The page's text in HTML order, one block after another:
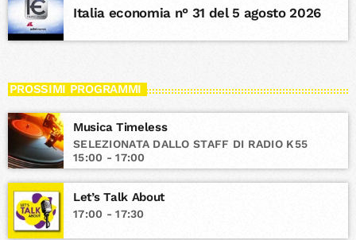
Italia economia n° 31 del 5 agosto 2026
PROSSIMI PROGRAMMI
Musica Timeless
SELEZIONATA DALLO STAFF DI RADIO K55
15:00 - 17:00
Let’s Talk About
17:00 - 17:30